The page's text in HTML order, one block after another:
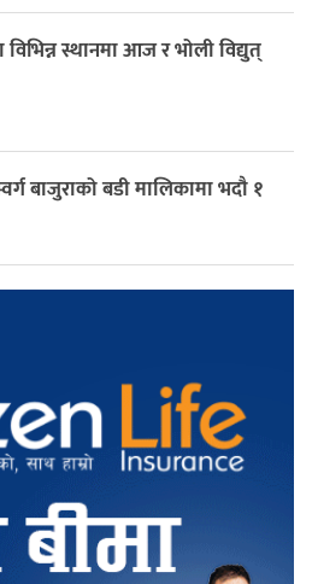
स्थानमा आज र भोली विद्युत्
बाजुराको बडी मालिकामा भदौ १